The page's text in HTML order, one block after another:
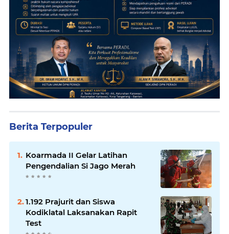
Berita Terpopuler
Koarmada II Gelar Latihan
Pengendalian Si Jago Merah
1.192 Prajurit dan Siswa
Kodiklatal Laksanakan Rapit
Test